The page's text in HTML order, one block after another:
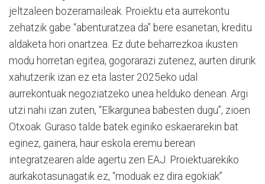
jeltzaleen bozeramaileak. Proiektu eta aurrekontu
zehatzik gabe “abenturatzea da” bere esanetan, kreditu
aldaketa hori onartzea. Ez dute beharrezkoa ikusten
modu horretan egitea, gogorarazi zutenez, aurten dirurik
xahutzerik izan ez eta laster 2025eko udal
aurrekontuak negoziatzeko unea helduko denean. Argi
utzi nahi izan zuten, “Elkargunea babesten dugu”, zioen
Otxoak. Guraso talde batek eginiko eskaerarekin bat
eginez, gainera, haur eskola eremu berean
integratzearen alde agertu zen EAJ. Proiektuarekiko
aurkakotasunagatik ez, “moduak ez dira egokiak”